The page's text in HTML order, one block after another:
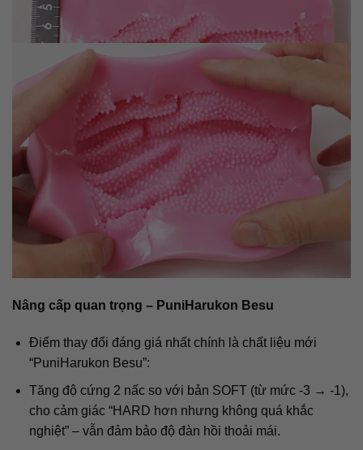
Nâng cấp quan trọng – PuniHarukon Besu
Điểm thay đổi đáng giá nhất chính là chất liệu mới
“PuniHarukon Besu”:
Tăng độ cứng 2 nấc so với bản SOFT (từ mức -3 → -1),
cho cảm giác “HARD hơn nhưng không quá khắc
nghiệt” – vẫn đảm bảo độ đàn hồi thoải mái.